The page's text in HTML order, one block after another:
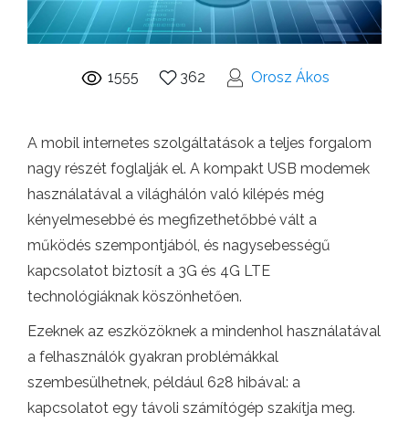
1555 362 Orosz Ákos
A mobil internetes szolgáltatások a teljes forgalom
nagy részét foglalják el. A kompakt USB modemek
használatával a világhálón való kilépés még
kényelmesebbé és megfizethetőbbé vált a
működés szempontjából, és nagysebességű
kapcsolatot biztosít a 3G és 4G LTE
technológiáknak köszönhetően.
Ezeknek az eszközöknek a mindenhol használatával
a felhasználók gyakran problémákkal
szembesülhetnek, például 628 hibával: a
kapcsolatot egy távoli számítógép szakítja meg.